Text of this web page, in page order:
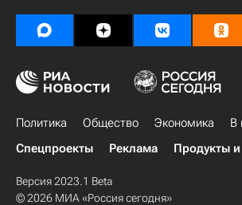
Политика Общество Экономика В
Спецпроекты
Реклама Продукты
Версия 2023.1 Beta
© 2026 МИА «Россия сегодня»